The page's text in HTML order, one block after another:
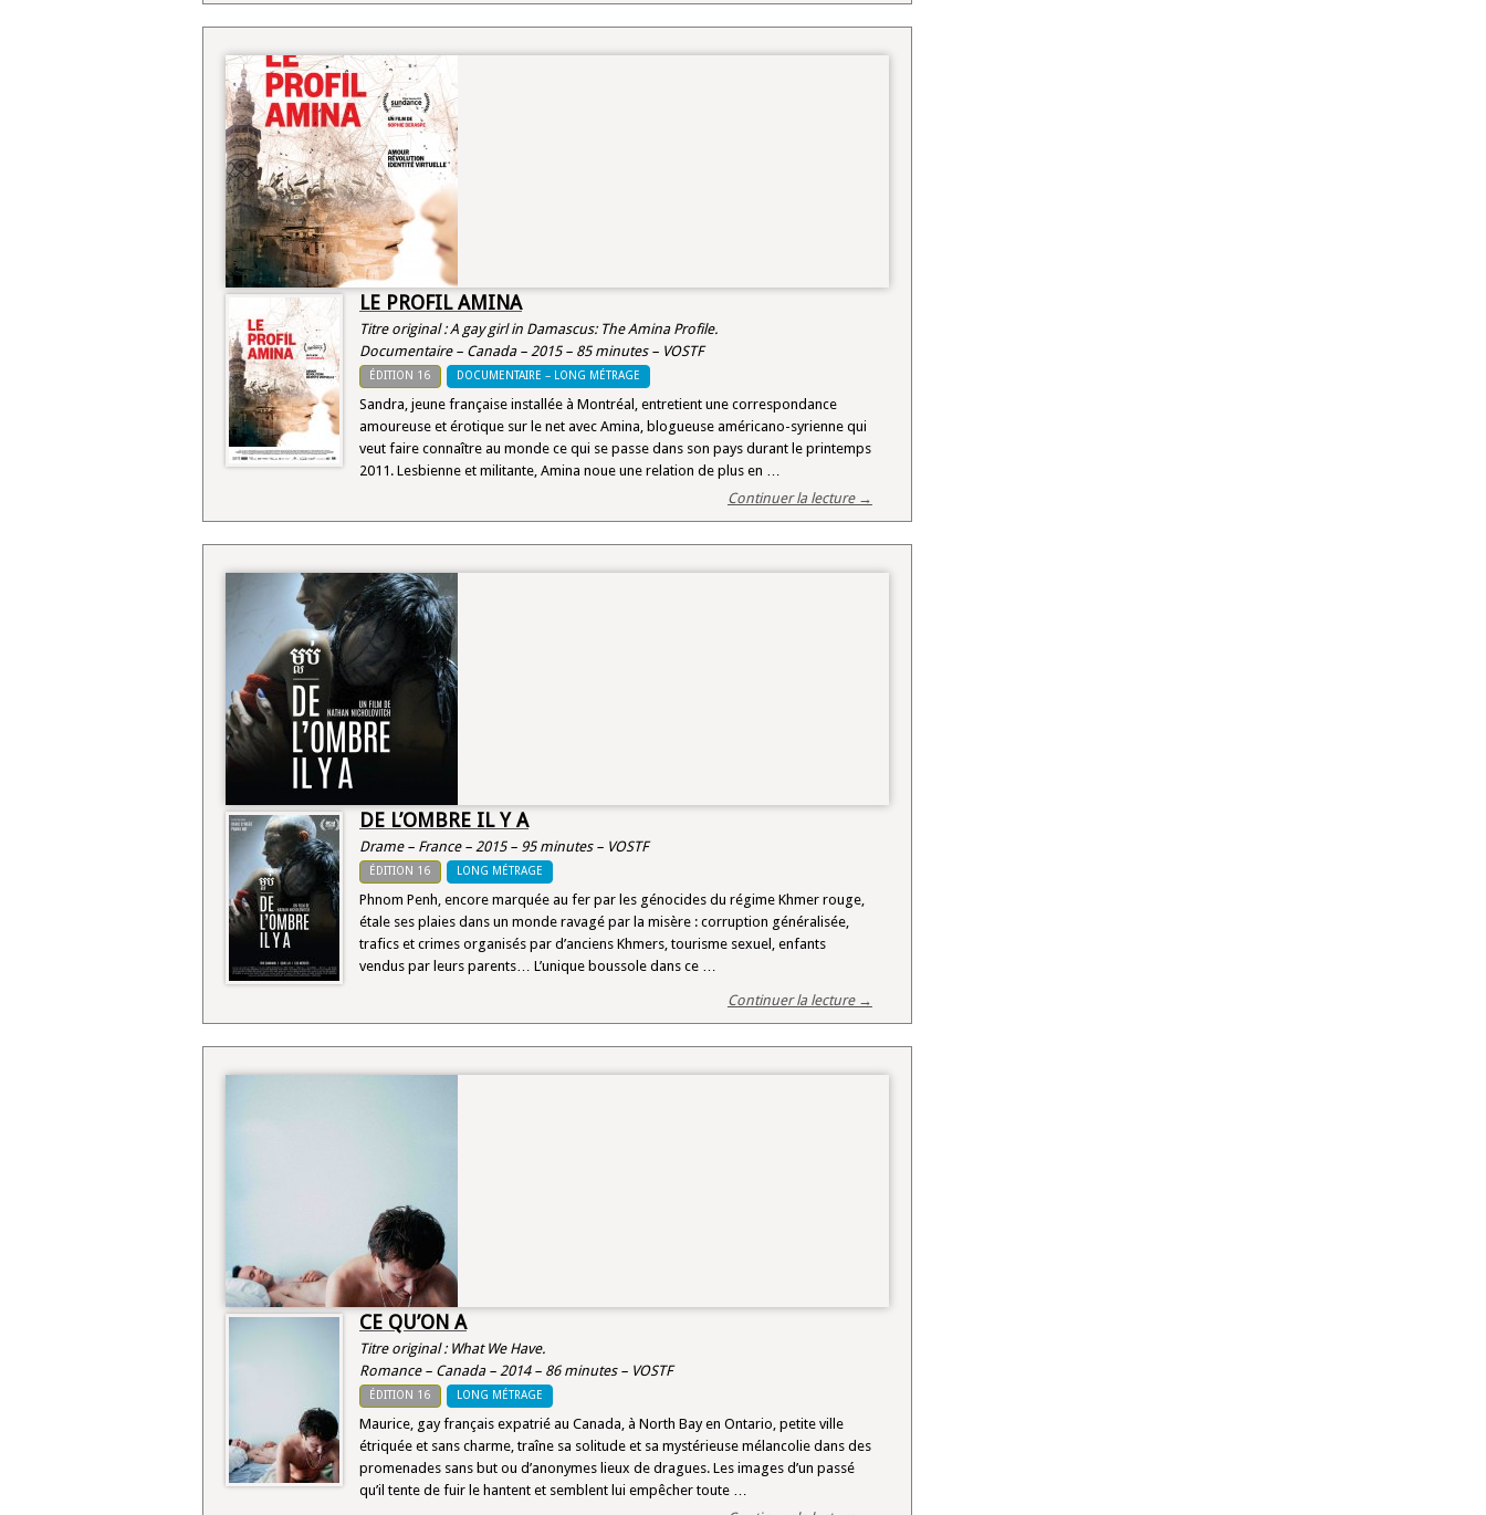
LE PROFIL AMINA
Titre original : A gay girl in Damascus: The Amina Profile.
Documentaire – Canada – 2015 – 85 minutes – VOSTF
ÉDITION 16 DOCUMENTAIRE – LONG MÉTRAGE
Sandra, jeune française installée à Montréal, entretient une correspondance
amoureuse et érotique sur le net avec Amina, blogueuse américano-syrienne qui
veut faire connaître au monde ce qui se passe dans son pays durant le printemps
2011. Lesbienne et militante, Amina noue une relation de plus en …
Continuer la lecture →
DE L’OMBRE IL Y A
Drame – France – 2015 – 95 minutes – VOSTF
ÉDITION 16 LONG MÉTRAGE
Phnom Penh, encore marquée au fer par les génocides du régime Khmer rouge,
étale ses plaies dans un monde ravagé par la misère : corruption généralisée,
trafics et crimes organisés par d’anciens Khmers, tourisme sexuel, enfants
vendus par leurs parents… L’unique boussole dans ce …
Continuer la lecture →
CE QU’ON A
Titre original : What We Have.
Romance – Canada – 2014 – 86 minutes – VOSTF
ÉDITION 16 LONG MÉTRAGE
Maurice, gay français expatrié au Canada, à North Bay en Ontario, petite ville
étriquée et sans charme, traîne sa solitude et sa mystérieuse mélancolie dans des
promenades sans but ou d’anonymes lieux de dragues. Les images d’un passé
qu’il tente de fuir le hantent et semblent lui empêcher toute …